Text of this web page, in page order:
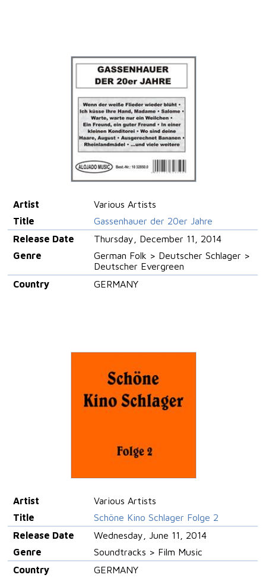
Artist
Various Artists
Title
Gassenhauer der 20er Jahre
Release Date
Thursday, December 11, 2014
Genre
German Folk > Deutscher Schlager >
Deutscher Evergreen
Country
GERMANY
Artist
Various Artists
Title
Schöne Kino Schlager Folge 2
Release Date
Wednesday, June 11, 2014
Genre
Soundtracks > Film Music
Country
GERMANY